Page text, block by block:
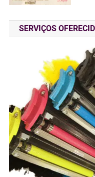
SERVIÇOS